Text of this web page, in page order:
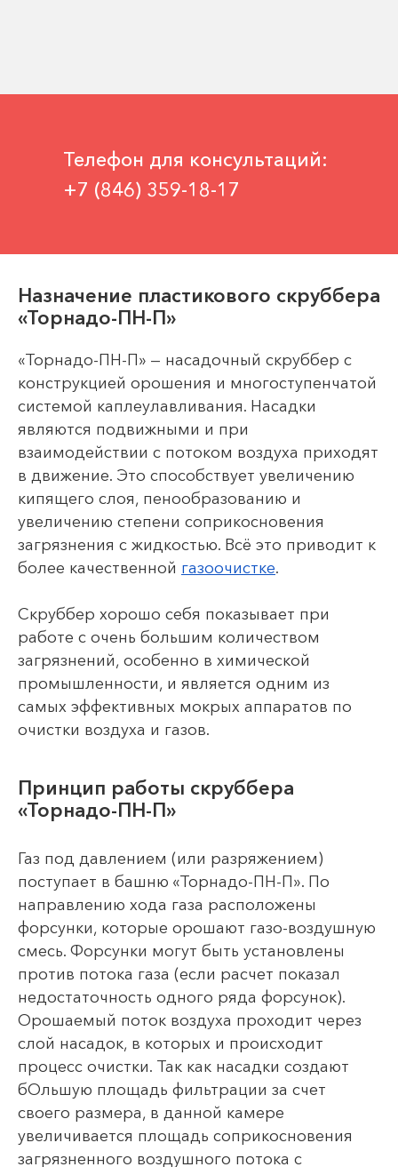
Телефон для консультаций:
+7 (846) 359-18-17
Назначение пластикового скруббера
«Торнадо-ПН-П»
«Торнадо-ПН-П» — насадочный скруббер с
конструкцией орошения и многоступенчатой
системой каплеулавливания. Насадки
являются подвижными и при
взаимодействии с потоком воздуха приходят
в движение. Это способствует увеличению
кипящего слоя, пенообразованию и
увеличению степени соприкосновения
загрязнения с жидкостью. Всё это приводит к
более качественной газоочистке.
Скруббер хорошо себя показывает при
работе с очень большим количеством
загрязнений, особенно в химической
промышленности, и является одним из
самых эффективных мокрых аппаратов по
очистки воздуха и газов.
Принцип работы скруббера
«Торнадо-ПН-П»
Газ под давлением (или разряжением)
поступает в башню «Торнадо-ПН-П». По
направлению хода газа расположены
форсунки, которые орошают газо-воздушную
смесь. Форсунки могут быть установлены
против потока газа (если расчет показал
недостаточность одного ряда форсунок).
Орошаемый поток воздуха проходит через
слой насадок, в которых и происходит
процесс очистки. Так как насадки создают
бОльшую площадь фильтрации за счет
своего размера, в данной камере
увеличивается площадь соприкосновения
загрязненного воздушного потока с